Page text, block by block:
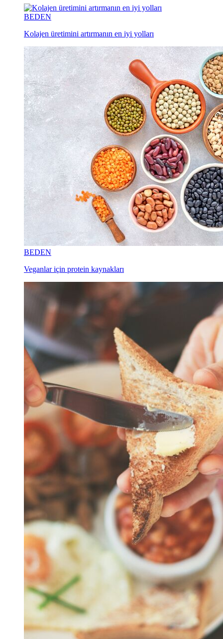
BEDEN
Kolajen üretimini artırmanın en iyi yolları
BEDEN
Veganlar için protein kaynakları